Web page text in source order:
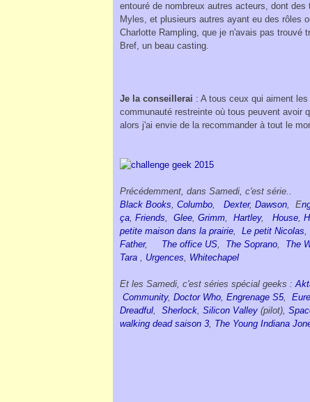
entouré de nombreux autres acteurs, dont
Myles, et plusieurs autres ayant eu des rôles
Charlotte Rampling, que je n'avais pas trouvé
Bref, un beau casting.
Je la conseillerai : A tous ceux qui aiment
communauté restreinte où tous peuvent
alors j'ai envie de la recommander à tout le
Précédemment, dans Samedi, c'est série..
Black Books, Columbo, Dexter, Dawson, E
ça, Friends, Glee, Grimm, Hartley, House,
petite maison dans la prairie, Le petit Nicolas,
Father, The office US, The Soprano, The
Tara , Urgences, Whitechapel
Et les Samedi, c'est séries spécial geeks :
Community, Doctor Who, Engrenage S5,
Dreadful, Sherlock, Silicon Valley (pilot),
walking dead saison 3, The Young Indiana